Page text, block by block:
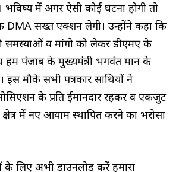
भविष्य में अगर ऐसी कोई घटना होगी तो
DMA सख्त एक्शन लेगी। उन्होंने कहा कि
समस्याओं व मांगो को लेकर डीएमए के
हम पंजाब के मुख्यमंत्री भगवंत मान के
मौके सभी पत्रकार साथियों ने
के प्रति ईमानदार रहकर व एकजुट
क्षेत्र में नए आयाम स्थापित करने का भरोसा
लिए अभी डाउनलोड करें हमारा